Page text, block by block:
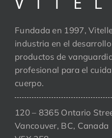
Fundada en 1997,
industria en el
productos de
profesional para el
cuerpo.
120 – 8365 Ontario
Vancouver, BC, Canada